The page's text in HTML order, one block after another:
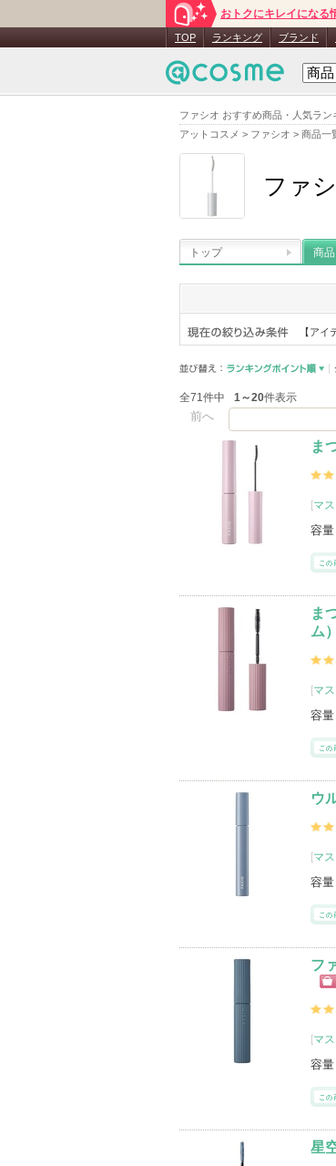
ファシオ おすすめ商品・人気ラン
アットコスメ > ファシオ > 商品一
おトクにキレイになる
TOP ランキング ブランド
ファ
トップ 商品
【アイ
全71件中 1～20件表示
前へ
ま
[マ
容量
ま
ム）
[マ
容量
ウ
[マ
容量
フ
グ
[マ
容量
星